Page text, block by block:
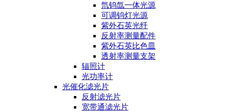
氘钨氙一体光源
可调钨灯光源
紫外石英光纤
反射率测量配件
紫外石英比色皿
透射率测量支架
辐照计
光功率计
光催化滤光片
反射滤光片
宽带通滤光片